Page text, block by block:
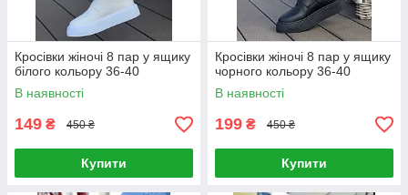
Кросівки жіночі 8 пар у ящику
білого кольору 36-40
В наявності
149 ₴ 450 ₴
Купити
Кросівки жіночі 8 пар у ящику
чорного кольору 36-40
В наявності
199 ₴ 450 ₴
Купити